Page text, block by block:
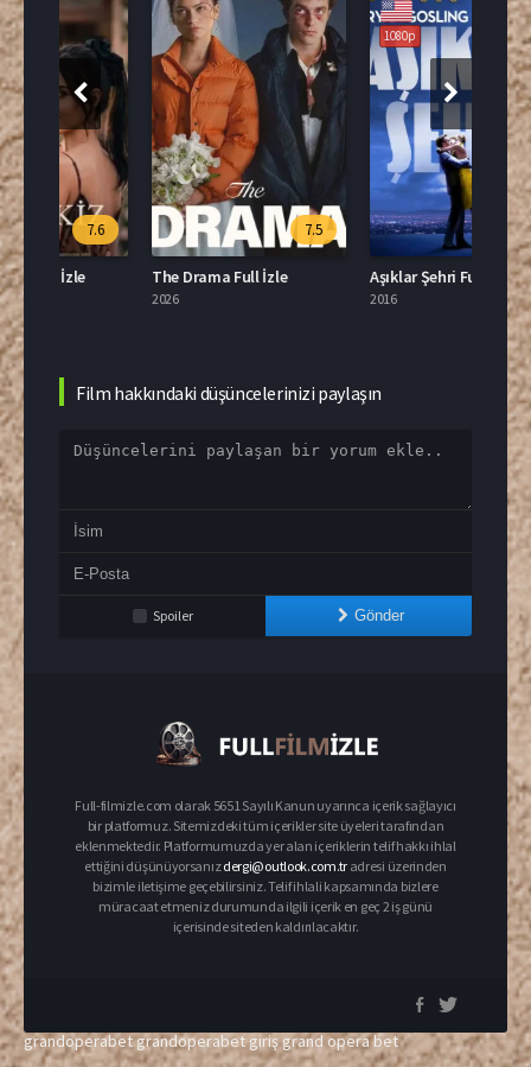
7.5
The Drama Full İzle
1080p
8.0
Aşıklar Şehri Full İzle 0
2024
Film hakkındaki düşüncelerinizi paylaşın
Spoiler Gönder
Full-filmizle.com olarak 5651 Sayılı Kanun uyarınca içerik sağlayıcı
bir platformuz. Sitemizdeki tüm içerikler site üyeleri tarafından
eklenmektedir. Platformumuzda yer alan içeriklerin telif hakkı ihlal
ettiğini düşünüyorsanızdergi@outlook.com.tr adresi üzerinden
bizimle iletişime geçebilirsiniz. Telif ihlali kapsamında bizlere
müracaat etmeniz durumunda ilgili içerik en geç 2 iş günü
içerisinde siteden kaldırılacaktır.
grandoperabetgrandoperabet giriş grand opera bet